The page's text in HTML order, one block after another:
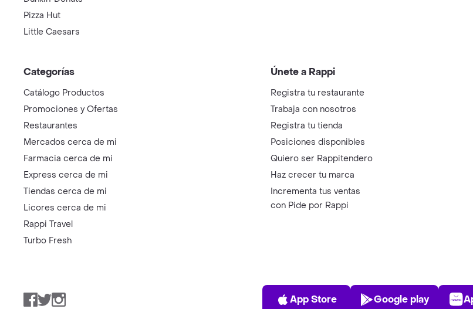
Pizza Hut
Little Caesars
Categorías
Catálogo Productos
Promociones y Ofertas
Restaurantes
Mercados cerca de mi
Farmacia cerca de mi
Express cerca de mi
Tiendas cerca de mi
Licores cerca de mi
Rappi Travel
Turbo Fresh
Únete a Rappi
Registra tu restaurante
Trabaja con nosotros
Registra tu tienda
Posiciones disponibles
Quiero ser Rappitendero
Haz crecer tu marca
Incrementa tus ventas
con Pide por Rappi
Facebook
TwitterInstagram
App Store
App Store
Play Store
Google play